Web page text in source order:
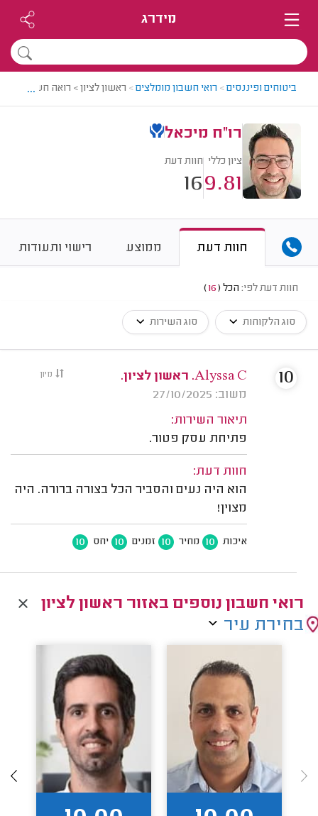
מידרג
ביטוחים ופיננסים> רואי חשבון מומלצים> ראשון לציון > רואה חשבון
...
רו"ח מיכאל
ציון כללי
9.81
חוות דעת
16
חוות דעת ממוצע רישוי ותעודות
חוות דעת לפי: הכל (
16
)
סוג הלקוחות סוג השירות
מיון
Alyssa C. ראשון לציון.
משוב: 27/10/2025
תיאור השירות:
פתיחת עסק פטור.
חוות דעת:
הוא היה נעים והסביר הכל בצורה ברורה. היה
מצוין!
איכות 10 מחיר 10 זמנים 10 יחס 10
10
רואי חשבון נוספים באזור ראשון לציון
בחירת עיר